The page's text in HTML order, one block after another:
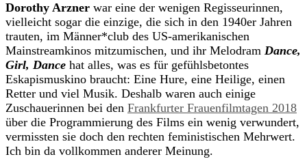
Dorothy Arzner war eine der wenigen Regisseurinnen,
vielleicht sogar die einzige, die sich in den 1940er Jahren
trauten, im Männer*club des US-amerikanischen
Mainstreamkinos mitzumischen, und ihr Melodram Dance,
Girl, Dance hat alles, was es für gefühlsbetontes
Eskapismuskino braucht: Eine Hure, eine Heilige, einen
Retter und viel Musik. Deshalb waren auch einige
Zuschauerinnen bei den Frankfurter Frauenfilmtagen 2018
über die Programmierung des Films ein wenig verwundert,
vermissten sie doch den rechten feministischen Mehrwert.
Ich bin da vollkommen anderer Meinung.